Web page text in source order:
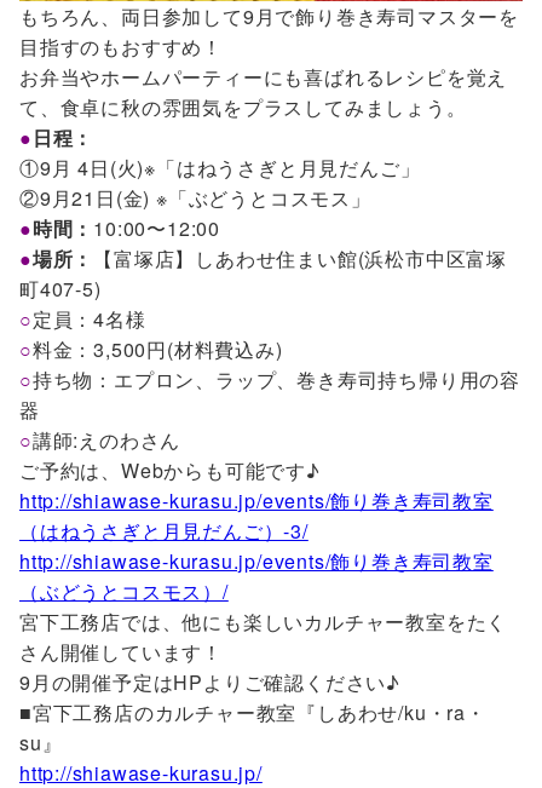
もちろん、両日参加して9月で飾り巻き寿司マスターを
目指すのもおすすめ！
お弁当やホームパーティーにも喜ばれるレシピを覚え
て、食卓に秋の雰囲気をプラスしてみましょう。
●日程：
①9月 4日(火)※「はねうさぎと月見だんご」
②9月21日(金) ※「ぶどうとコスモス」
●時間： 10:00〜12:00
●場所：
【富塚店】しあわせ住まい館(浜松市中区富塚
町407-5)
○定員：4名様
○料金：3,500円(材料費込み)
○持ち物：エプロン、ラップ、巻き寿司持ち帰り用の容
器
○講師:えのわさん
ご予約は、Webからも可能です♪
http://shiawase-kurasu.jp/events/飾り巻き寿司教室
（はねうさぎと月見だんご）-3/
http://shiawase-kurasu.jp/events/飾り巻き寿司教室
（ぶどうとコスモス）/
宮下工務店では、他にも楽しいカルチャー教室をたく
さん開催しています！
9月の開催予定はHPよりご確認ください♪
■宮下工務店のカルチャー教室『しあわせ/ku・ra・
su』
http://shiawase-kurasu.jp/